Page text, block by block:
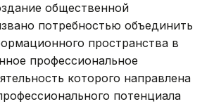
общественной
потребностью объединить
пространства в
профессиональное
которого направлена
потенциала